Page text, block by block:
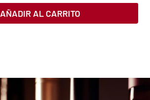
AÑADIR AL CARRITO